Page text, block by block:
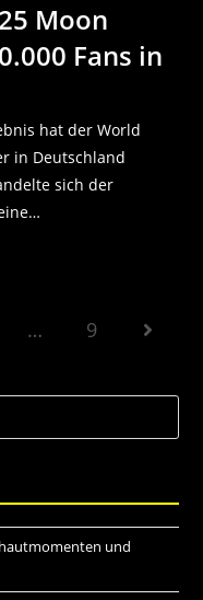
Moon
Fans in
hat der World
in Deutschland
sich der
… 9
und